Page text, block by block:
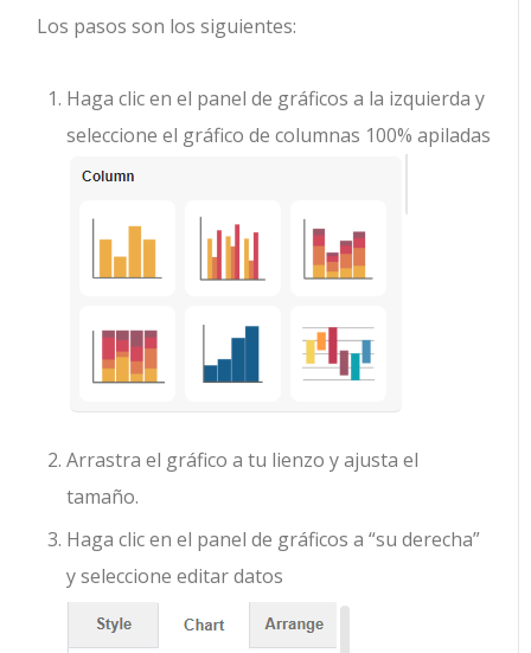
Los pasos son los siguientes:
Haga clic en el panel de gráficos a la izquierda y
seleccione el gráfico de columnas 100% apiladas
Arrastra el gráfico a tu lienzo y ajusta el
tamaño.
Haga clic en el panel de gráficos a “su derecha”
y seleccione editar datos